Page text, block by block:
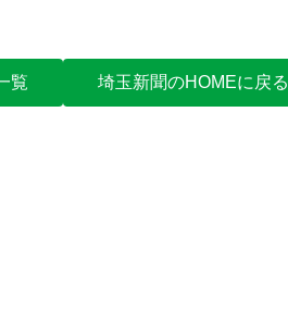
覧 埼玉新聞のHOMEに戻る